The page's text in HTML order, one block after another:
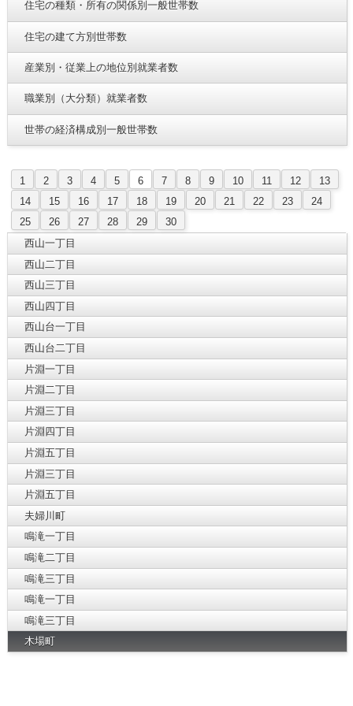
住宅の種類・所有の関係別一般世帯数
住宅の建て方別世帯数
産業別・従業上の地位別就業者数
職業別（大分類）就業者数
世帯の経済構成別一般世帯数
1 2 3 4 5 6 7 8 9 10 11 12
13
14
15 16 17 18 19 20 21 22 23
24
25
26 27 28 29
30
西山一丁目
西山二丁目
西山三丁目
西山四丁目
西山台一丁目
西山台二丁目
片淵一丁目
片淵二丁目
片淵三丁目
片淵四丁目
片淵五丁目
片淵三丁目
片淵五丁目
夫婦川町
鳴滝一丁目
鳴滝二丁目
鳴滝三丁目
鳴滝一丁目
鳴滝三丁目
木場町